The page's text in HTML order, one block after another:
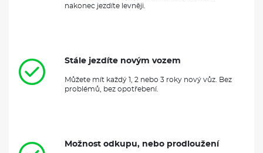
nakonec jezdíte levněji.
Stále jezdíte novým vozem
Můžete mít každý 1, 2 nebo 3 roky nový vůz. Bez
problémů, bez opotřebení.
Možnost odkupu, nebo prodloužení